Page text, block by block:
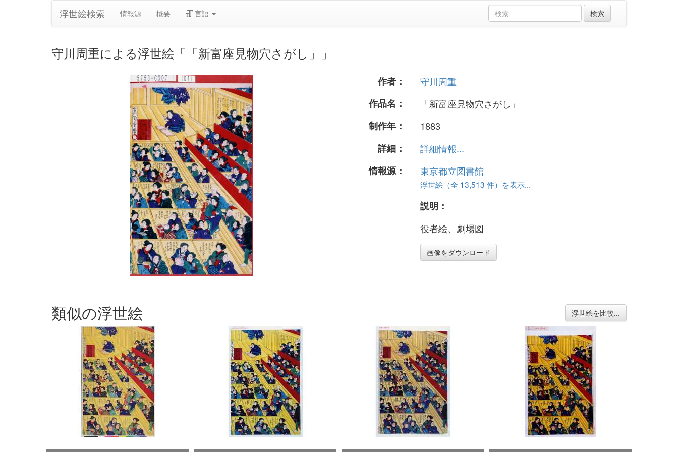
浮世絵検索 情報源 概要 言語
守川周重による浮世絵「「新富座見物穴さがし」」
作者：
守川周重
作品名：
「新富座見物穴さがし」
制作年：
1883
詳細：
詳細情報...
情報源：
東京都立図書館
浮世絵（全 13,513 件）を表示...
説明：
役者絵、劇場図
画像をダウンロード
類似の浮世絵 浮世絵を比較...